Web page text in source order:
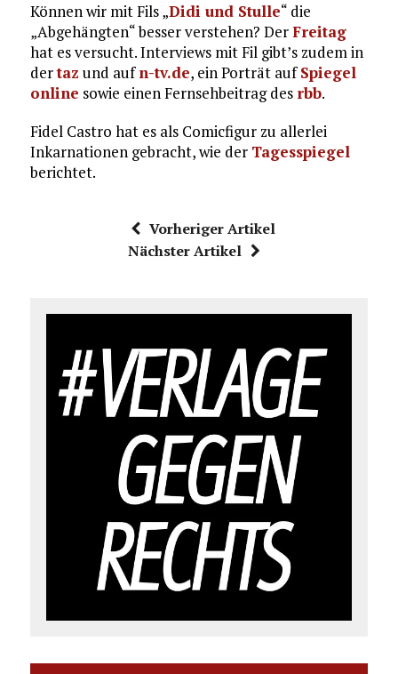
Können wir mit Fils „Didi und Stulle“ die
„Abgehängten“ besser verstehen? DerFreitag
hat es versucht. Interviews mit Fil gibt’s zudem in
dertaz und aufn-tv.de, ein Porträt aufSpiegel
online sowie einen Fernsehbeitrag des rbb.
Fidel Castro hat es als Comicfigur zu allerlei
Inkarnationen gebracht, wie der Tagesspiegel
berichtet.
Vorheriger Artikel
Nächster Artikel